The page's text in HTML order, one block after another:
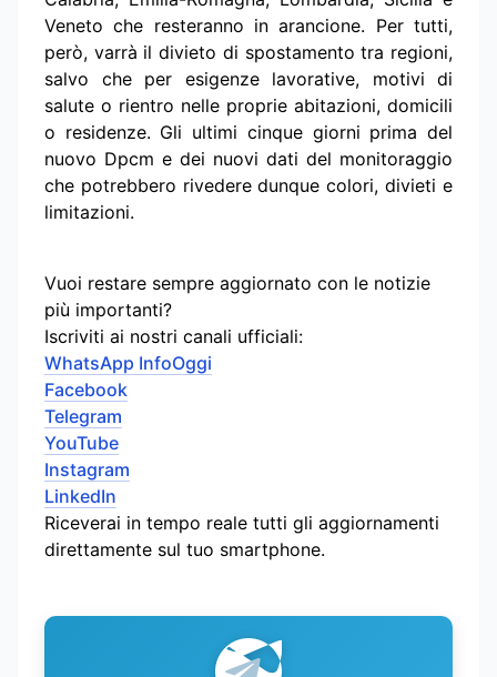
Veneto che resteranno in arancione. Per tutti,
però, varrà il divieto di spostamento tra regioni,
salvo che per esigenze lavorative, motivi di
salute o rientro nelle proprie abitazioni, domicili
o residenze. Gli ultimi cinque giorni prima del
nuovo Dpcm e dei nuovi dati del monitoraggio
che potrebbero rivedere dunque colori, divieti e
limitazioni.
Vuoi restare sempre aggiornato con le notizie
più importanti?
Iscriviti ai nostri canali ufficiali:
WhatsApp InfoOggi
Facebook
Telegram
YouTube
Instagram
LinkedIn
Riceverai in tempo reale tutti gli aggiornamenti
direttamente sul tuo smartphone.